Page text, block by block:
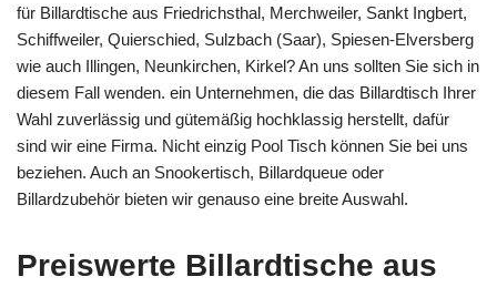
für Billardtische aus Friedrichsthal, Merchweiler, Sankt Ingbert,
Schiffweiler, Quierschied, Sulzbach (Saar), Spiesen-Elversberg
wie auch Illingen, Neunkirchen, Kirkel? An uns sollten Sie sich in
diesem Fall wenden. ein Unternehmen, die das Billardtisch Ihrer
Wahl zuverlässig und gütemäßig hochklassig herstellt, dafür
sind wir eine Firma. Nicht einzig Pool Tisch können Sie bei uns
beziehen. Auch an Snookertisch, Billardqueue oder
Billardzubehör bieten wir genauso eine breite Auswahl.
Preiswerte Billardtische aus